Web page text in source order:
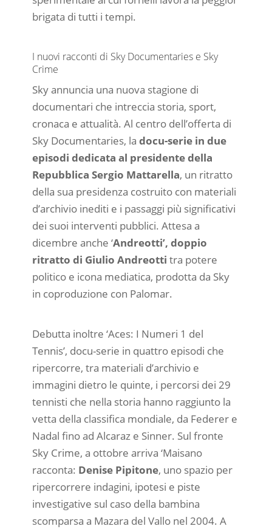
brigata di tutti i tempi.
I nuovi racconti di Sky Documentaries e Sky
Crime
Sky annuncia una nuova stagione di
documentari che intreccia storia, sport,
cronaca e attualità. Al centro dell’offerta di
Sky Documentaries, la docu-serie in due
episodi dedicata al presidente della
Repubblica Sergio Mattarella, un ritratto
della sua presidenza costruito con materiali
d’archivio inediti e i passaggi più significativi
dei suoi interventi pubblici. Attesa a
dicembre anche ‘Andreotti’, doppio
ritratto di Giulio Andreotti tra potere
politico e icona mediatica, prodotta da Sky
in coproduzione con Palomar.
Debutta inoltre ‘Aces: I Numeri 1 del
Tennis’, docu-serie in quattro episodi che
ripercorre, tra materiali d’archivio e
immagini dietro le quinte, i percorsi dei 29
tennisti che nella storia hanno raggiunto la
vetta della classifica mondiale, da Federer e
Nadal fino ad Alcaraz e Sinner. Sul fronte
Sky Crime, a ottobre arriva ‘Maisano
racconta: Denise Pipitone, uno spazio per
ripercorrere indagini, ipotesi e piste
investigative sul caso della bambina
scomparsa a Mazara del Vallo nel 2004. A